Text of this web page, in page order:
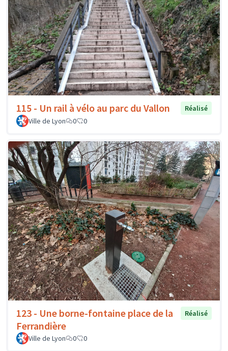
115 - Un rail à vélo au parc du Vallon
Réalisé
Ville de Lyon
0 0
123 - Une borne-fontaine place de la
Ferrandière
Réalisé
Ville de Lyon 0 0